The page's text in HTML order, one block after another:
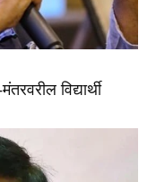
विद्यार्थी